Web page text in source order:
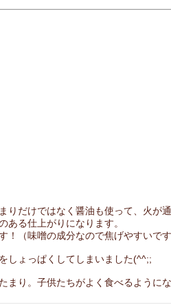
りだけではなく醤油も使って、火が
ある仕上がりになります。
（味噌の成分なので焦げやすいです
しょっぱくしてしまいました(^^;;
まり。子供たちがよく食べるように